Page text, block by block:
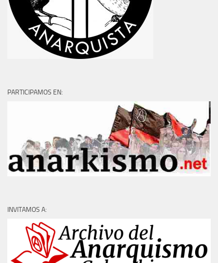
PARTICIPAMOS EN:
INVITAMOS A: